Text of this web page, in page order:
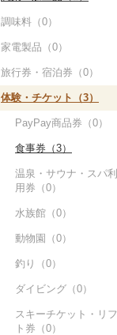
イカ・タコ（0）
海苔・海藻（0）
干物（0）
その他魚介・加工品
（6）
（5）
かまぼこ・練り製品
（0）
その他魚介・加工品
（0）
惣菜（1）
餃子（0）
シュウマイ（0）
コロッケ（1）
その他惣菜（0）
カレー・シチュー
鍋（0）
ピザ（0）
豆腐・納豆（0）
漬物（0）
缶詰・瓶詰（0）
乾物（0）
燻製（スモーク）
おせち（0）
調味料（0）
家電製品（0）
旅行券・宿泊券（0）
体験・チケット（3）
PayPay商品券（0）
食事券（3）
温泉・サウナ・スパ利
用券（0）
水族館（0）
動物園（0）
釣り（0）
ダイビング（0）
スキーチケット・リフ
ト券（0）